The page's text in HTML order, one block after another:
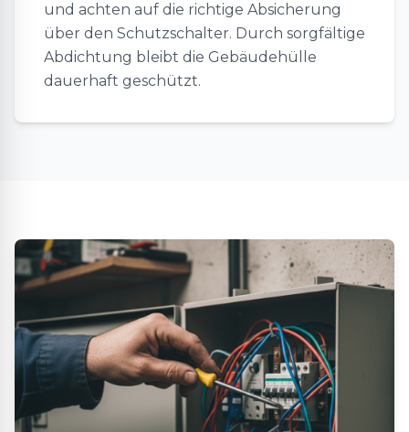
und achten auf die richtige Absicherung
über den Schutzschalter. Durch sorgfältige
Abdichtung bleibt die Gebäudehülle
dauerhaft geschützt.